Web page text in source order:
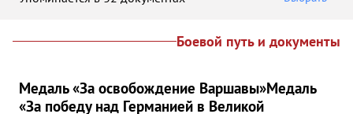
Боевой путь и документы
Медаль «За освобождение Варшавы»Медаль
«За победу над Германией в Великой